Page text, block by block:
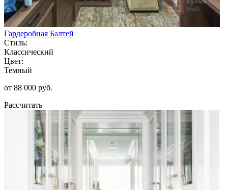
Гардеробная Балтей
Стиль:
Классический
Цвет:
Темный
от 88 000 руб.
Рассчитать